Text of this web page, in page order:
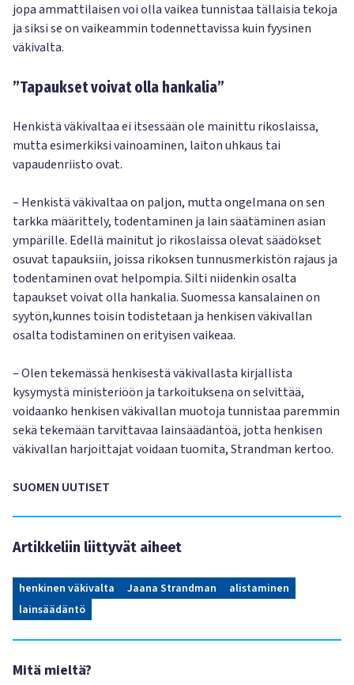
jopa ammattilaisen voi olla vaikea tunnistaa tällaisia tekoja
ja siksi se on vaikeammin todennettavissa kuin fyysinen
väkivalta.
”Tapaukset voivat olla hankalia”
Henkistä väkivaltaa ei itsessään ole mainittu rikoslaissa,
mutta esimerkiksi vainoaminen, laiton uhkaus tai
vapaudenriisto ovat.
– Henkistä väkivaltaa on paljon, mutta ongelmana on sen
tarkka määrittely, todentaminen ja lain säätäminen asian
ympärille. Edellä mainitut jo rikoslaissa olevat säädökset
osuvat tapauksiin, joissa rikoksen tunnusmerkistön rajaus ja
todentaminen ovat helpompia. Silti niidenkin osalta
tapaukset voivat olla hankalia. Suomessa kansalainen on
syytön,kunnes toisin todistetaan ja henkisen väkivallan
osalta todistaminen on erityisen vaikeaa.
– Olen tekemässä henkisestä väkivallasta kirjallista
kysymystä ministeriöön ja tarkoituksena on selvittää,
voidaanko henkisen väkivallan muotoja tunnistaa paremmin
sekä tekemään tarvittavaa lainsäädäntöä, jotta henkisen
väkivallan harjoittajat voidaan tuomita, Strandman kertoo.
SUOMEN UUTISET
Artikkeliin liittyvät aiheet
henkinen väkivalta Jaana Strandman
alistaminen
lainsäädäntö
Mitä mieltä?